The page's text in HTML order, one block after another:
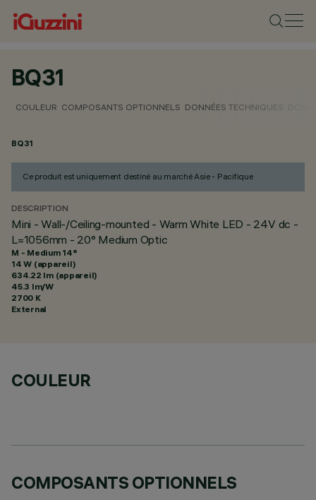
BQ31
COULEUR COMPOSANTS OPTIONNELS DONNÉES TECHNIQUES
BQ31
Ce produit est uniquement destiné au marché Asie - Pacifique
DESCRIPTION
Mini - Wall-/Ceiling-mounted - Warm White LED - 24V dc -
L=1056mm - 20° Medium Optic
M - Medium 14°
14 W (appareil)
634.22 lm (appareil)
45.3 lm/W
2700 K
External
COULEUR
COMPOSANTS OPTIONNELS